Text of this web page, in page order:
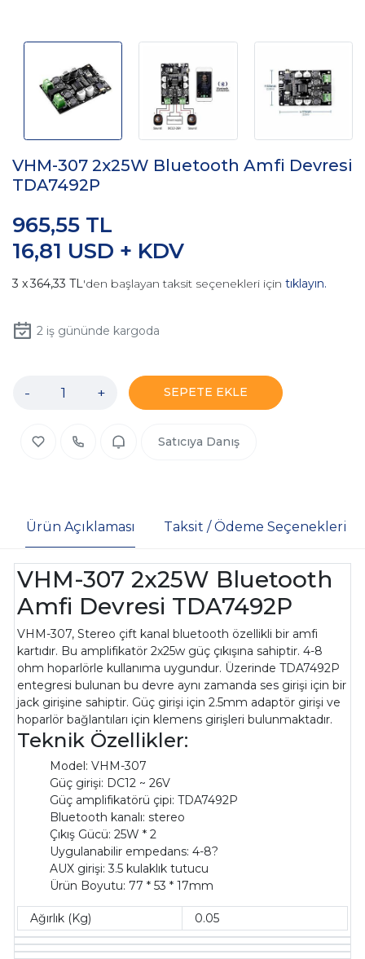
VHM-307 2x25W Bluetooth Amfi Devresi
TDA7492P
16,81 USD + KDV
965,55 TL
364,33 TL'den başlayan taksit seçenekleri için tıklayın.
2iş gününde kargoda
- + SEPETE EKLE
Satıcıya Danış
Ürün Açıklaması Taksit / Ödeme Seçenekleri
VHM-307 2x25W Bluetooth
Amfi Devresi TDA7492P
VHM-307, Stereo çift kanal bluetooth özellikli bir amfi
kartıdır. Bu amplifikatör 2x25w güç çıkışına sahiptir. 4-8
ohm hoparlörle kullanıma uygundur. Üzerinde TDA7492P
entegresi bulunan bu devre aynı zamanda ses girişi için bir
jack girişine sahiptir. Güç girişi için 2.5mm adaptör girişi ve
hoparlör bağlantıları için klemens girişleri bulunmaktadır.
Teknik Özellikler:
Model: VHM-307
Güç girişi: DC12 ~ 26V
Güç amplifikatörü çipi: TDA7492P
Bluetooth kanalı: stereo
Çıkış Gücü: 25W * 2
Uygulanabilir empedans: 4-8?
AUX girişi: 3.5 kulaklık tutucu
Ürün Boyutu: 77 * 53 * 17mm
Ağırlık (Kg) 0.05